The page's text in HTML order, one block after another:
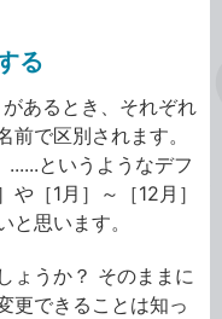
る
あるとき、それぞれ
で区別されます。
......というようなデフ
［1月］～［12月］
思います。
ょうか？ そのままに
更できることは知っ